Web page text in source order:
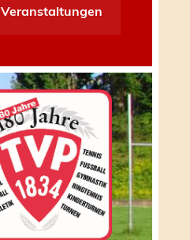
Veranstaltungen